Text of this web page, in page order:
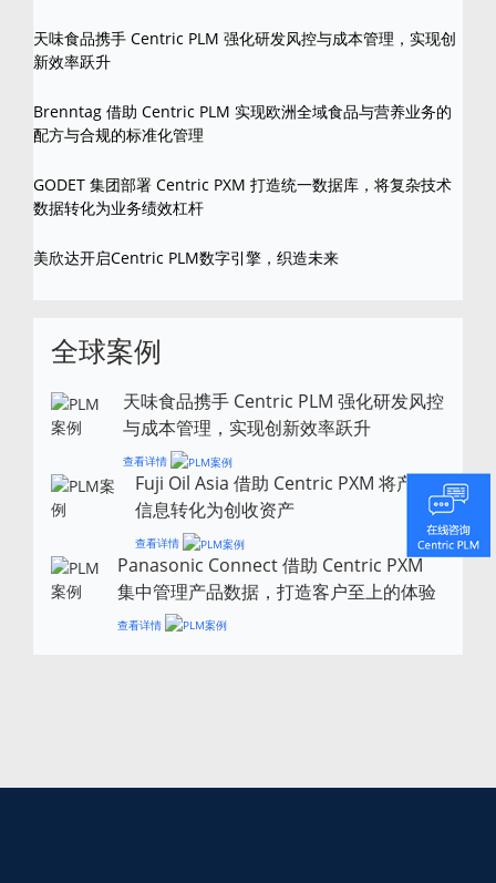
天味食品携手 Centric PLM 强化研发风控与成本管理，实现创
新效率跃升
Brenntag 借助 Centric PLM 实现欧洲全域食品与营养业务的
配方与合规的标准化管理
GODET 集团部署 Centric PXM 打造统一数据库，将复杂技术
数据转化为业务绩效杠杆
美欣达开启Centric PLM数字引擎，织造未来
全球案例
天味食品携手 Centric PLM 强化研发风控
与成本管理，实现创新效率跃升
查看详情
Fuji Oil Asia 借助 Centric PXM 将产品
信息转化为创收资产
查看详情
Panasonic Connect 借助 Centric PXM
集中管理产品数据，打造客户至上的体验
查看详情